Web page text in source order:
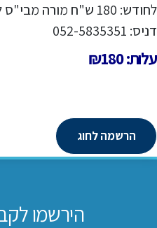
לחודש: 180 ש"ח מורה
דניס: 052-5835351
עלות: ₪180
הרשמה לחוג
הירשמו